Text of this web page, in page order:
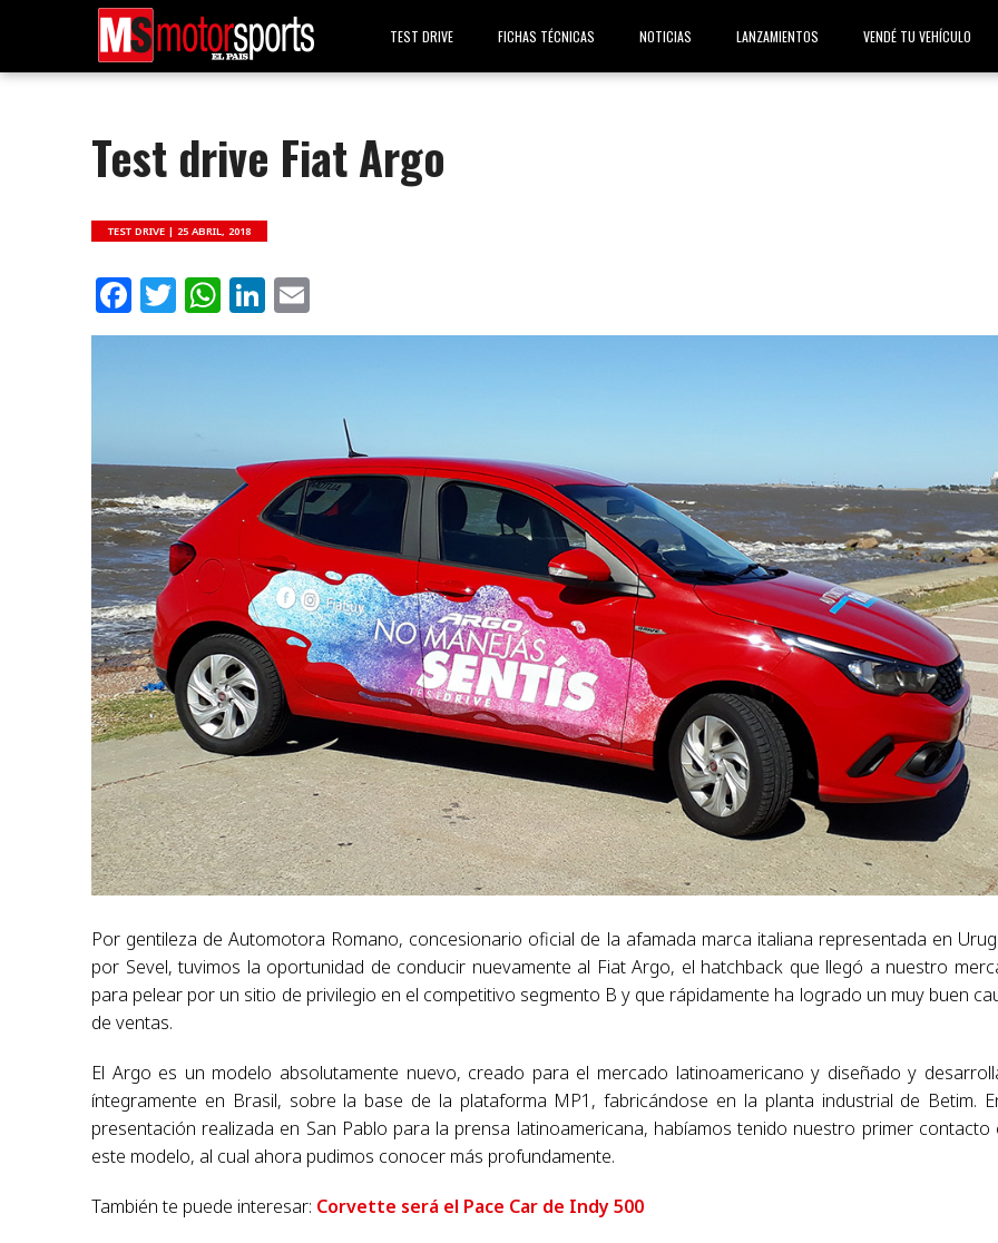
TEST DRIVE FICHAS TÉCNICAS NOTICIAS LANZAMIENTOS VENDÉ TU VEHÍCULO
Test drive Fiat Argo
TEST DRIVE |25 ABRIL, 2018
Facebook
Twitter
WhatsApp
LinkedIn
Por gentileza de Automotora Romano, concesionario oficial de la afamada marca italiana representada en
por Sevel, tuvimos la oportunidad de conducir nuevamente al Fiat Argo, el hatchback que llegó a nuestro
para pelear por un sitio de privilegio en el competitivo segmento B y que rápidamente ha logrado un muy buen
de ventas.
El Argo es un modelo absolutamente nuevo, creado para el mercado latinoamericano y diseñado y
íntegramente en Brasil, sobre la base de la plataforma MP1, fabricándose en la planta industrial de Betim.
presentación realizada en San Pablo para la prensa latinoamericana, habíamos tenido nuestro primer contacto
este modelo, al cual ahora pudimos conocer más profundamente.
También te puede interesar: Corvette será el Pace Car de Indy 500